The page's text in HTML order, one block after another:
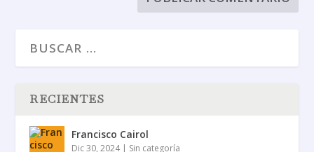
RECIENTES
Francisco Cairol
Dic 30, 2024| Sin categoría